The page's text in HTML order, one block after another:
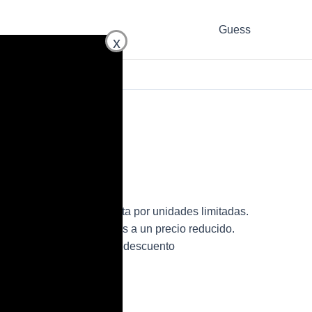
x
Guess
de mujer en oferta por unidades limitadas.
bolso de la marca Guess a un precio reducido.
para mujer con descuento